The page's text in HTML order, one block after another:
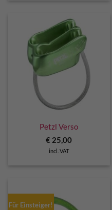
Petzl Verso
€ 25,00
incl. VAT
Für Einsteiger!